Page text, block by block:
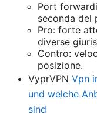
Port
seconda del
Pro: forte
diverse
Contro:
posizione.
VyprVPN Vpn
und welche
sind